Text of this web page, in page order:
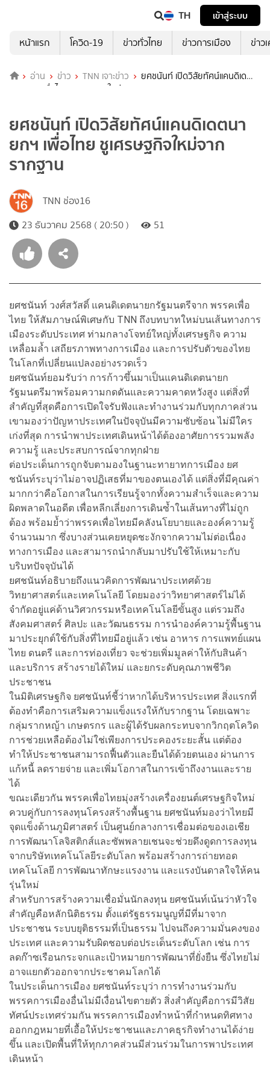
TH
เข้าสู่ระบบ
หน้าแรก
โควิด-19 ข่าวทั่วไทย ข่าวการเมือง ข่าว
อ่าน ข่าว TNN เจาะข่าว
ยศชนันท์ เปิดวิสัยทัศน์แคนดิเด
ตนายกฯ เพื่อไทย ชูเศรษฐกิจใหม่จากรากฐาน
ยศชนันท์ เปิดวิสัยทัศน์แคนดิเดตนา
ยกฯ เพื่อไทย ชูเศรษฐกิจใหม่จาก
รากฐาน
TNN ช่อง16
23 ธันวาคม 2568 ( 20:50 )
51
ยศชนันท์ วงศ์สวัสดิ์ แคนดิเดตนายกรัฐมนตรีจาก พรรคเพื่อ
ไทย ให้สัมภาษณ์พิเศษกับ TNN ถึงบทบาทใหม่บนเส้นทางการ
เมืองระดับประเทศ ท่ามกลางโจทย์ใหญ่ทั้งเศรษฐกิจ ความ
เหลื่อมล้ำ เสถียรภาพทางการเมือง และการปรับตัวของไทย
ในโลกที่เปลี่ยนแปลงอย่างรวดเร็ว
ยศชนันท์ยอมรับว่า การก้าวขึ้นมาเป็นแคนดิเดตนายก
รัฐมนตรีมาพร้อมความกดดันและความคาดหวังสูง แต่สิ่งที่
สำคัญที่สุดคือการเปิดใจรับฟังและทำงานร่วมกับทุกภาคส่วน
เขามองว่าปัญหาประเทศในปัจจุบันมีความซับซ้อน ไม่มีใคร
เก่งที่สุด การนำพาประเทศเดินหน้าได้ต้องอาศัยการรวมพลัง
ความรู้ และประสบการณ์จากทุกฝ่าย
ต่อประเด็นการถูกจับตามองในฐานะทายาทการเมือง ยศ
ชนันท์ระบุว่าไม่อาจปฏิเสธที่มาของตนเองได้ แต่สิ่งที่มีคุณค่า
มากกว่าคือโอกาสในการเรียนรู้จากทั้งความสำเร็จและความ
ผิดพลาดในอดีต เพื่อหลีกเลี่ยงการเดินซ้ำในเส้นทางที่ไม่ถูก
ต้อง พร้อมย้ำว่าพรรคเพื่อไทยมีคลังนโยบายและองค์ความรู้
จำนวนมาก ซึ่งบางส่วนเคยหยุดชะงักจากความไม่ต่อเนื่อง
ทางการเมือง และสามารถนำกลับมาปรับใช้ให้เหมาะกับ
บริบทปัจจุบันได้
ยศชนันท์อธิบายถึงแนวคิดการพัฒนาประเทศด้วย
วิทยาศาสตร์และเทคโนโลยี โดยมองว่าวิทยาศาสตร์ไม่ได้
จำกัดอยู่แค่ด้านวิศวกรรมหรือเทคโนโลยีขั้นสูง แต่รวมถึง
สังคมศาสตร์ ศิลปะ และวัฒนธรรม การนำองค์ความรู้พื้นฐาน
มาประยุกต์ใช้กับสิ่งที่ไทยมีอยู่แล้ว เช่น อาหาร การแพทย์แผน
ไทย ดนตรี และการท่องเที่ยว จะช่วยเพิ่มมูลค่าให้กับสินค้า
และบริการ สร้างรายได้ใหม่ และยกระดับคุณภาพชีวิต
ประชาชน
ในมิติเศรษฐกิจ ยศชนันท์ชี้ว่าหากได้บริหารประเทศ สิ่งแรกที่
ต้องทำคือการเสริมความแข็งแรงให้กับรากฐาน โดยเฉพาะ
กลุ่มรากหญ้า เกษตรกร และผู้ได้รับผลกระทบจากวิกฤตโควิด
การช่วยเหลือต้องไม่ใช่เพียงการประคองระยะสั้น แต่ต้อง
ทำให้ประชาชนสามารถฟื้นตัวและยืนได้ด้วยตนเอง ผ่านการ
แก้หนี้ ลดรายจ่าย และเพิ่มโอกาสในการเข้าถึงงานและราย
ได้
ขณะเดียวกัน พรรคเพื่อไทยมุ่งสร้างเครื่องยนต์เศรษฐกิจใหม่
ควบคู่กับการลงทุนโครงสร้างพื้นฐาน ยศชนันท์มองว่าไทยมี
จุดแข็งด้านภูมิศาสตร์ เป็นศูนย์กลางการเชื่อมต่อของเอเชีย
การพัฒนาโลจิสติกส์และซัพพลายเชนจะช่วยดึงดูดการลงทุน
จากบริษัทเทคโนโลยีระดับโลก พร้อมสร้างการถ่ายทอด
เทคโนโลยี การพัฒนาทักษะแรงงาน และแรงบันดาลใจให้คน
รุ่นใหม่
สำหรับการสร้างความเชื่อมั่นนักลงทุน ยศชนันท์เน้นว่าหัวใจ
สำคัญคือหลักนิติธรรม ตั้งแต่รัฐธรรมนูญที่มีที่มาจาก
ประชาชน ระบบยุติธรรมที่เป็นธรรม ไปจนถึงความมั่นคงของ
ประเทศ และความรับผิดชอบต่อประเด็นระดับโลก เช่น การ
ลดก๊าซเรือนกระจกและเป้าหมายการพัฒนาที่ยั่งยืน ซึ่งไทยไม่
อาจแยกตัวออกจากประชาคมโลกได้
ในประเด็นการเมือง ยศชนันท์ระบุว่า การทำงานร่วมกับ
พรรคการเมืองอื่นไม่มีเงื่อนไขตายตัว สิ่งสำคัญคือการมีวิสัย
ทัศน์ประเทศร่วมกัน พรรคการเมืองทำหน้าที่กำหนดทิศทาง
ออกกฎหมายที่เอื้อให้ประชาชนและภาคธุรกิจทำงานได้ง่าย
ขึ้น และเปิดพื้นที่ให้ทุกภาคส่วนมีส่วนร่วมในการพาประเทศ
เดินหน้า